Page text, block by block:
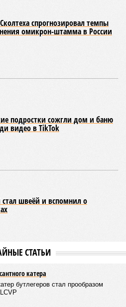
приключилось то, что
тремя несчастьями. Страну
многолетняя засуха, страшный
Несколько миллионов
стихий. Вот что тогда
Китае чрезвычайно
Снега образовалось огромное
хороший знак после периода
с 1928-го. Но всё
растаял, устремился в реки,
быстро обернувшийся
обильные весенние ливни
это преобразовалось в
Китай в дополнение накрыло
оказались
погребло под собой
километров, что равно
Курским или Калужским
1931-го находятся на первом
на планете. Число
53 млн человек, число
составило 4 миллиона.
не в новинку. Так, в сентябре